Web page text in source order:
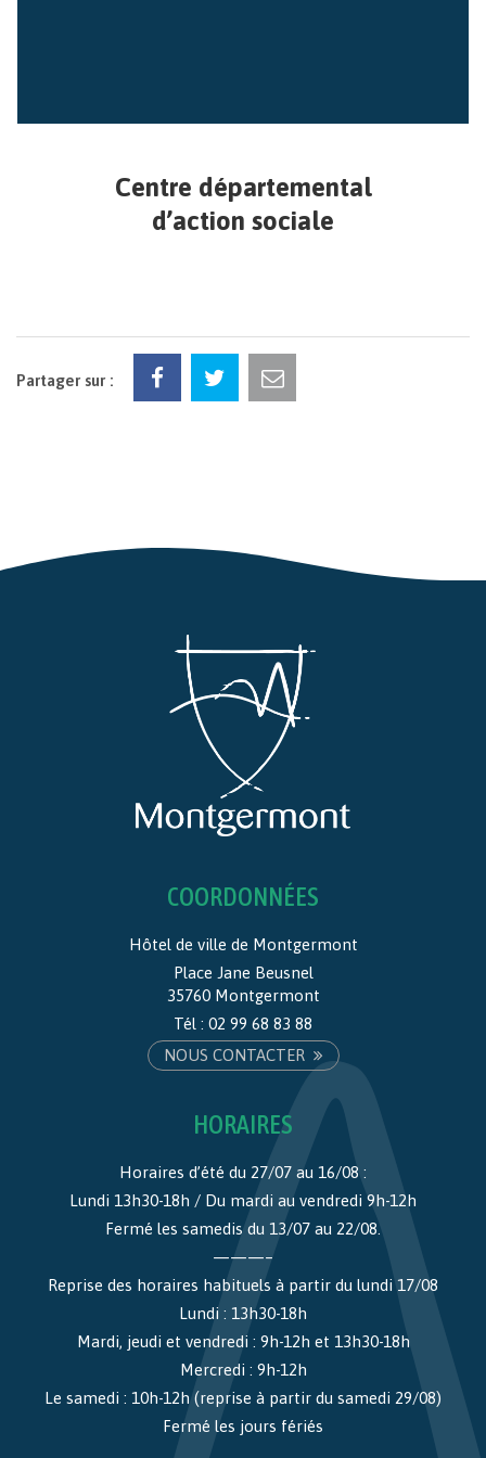
Centre départemental
d’action sociale
Partager sur :
COORDONNÉES
Hôtel de ville de Montgermont
Place Jane Beusnel
35760 Montgermont
Tél : 02 99 68 83 88
NOUS CONTACTER
HORAIRES
Horaires d’été du 27/07 au 16/08 :
Lundi 13h30-18h / Du mardi au vendredi 9h-12h
Fermé les samedis du 13/07 au 22/08.
———–
Reprise des horaires habituels à partir du lundi 17/08
Lundi : 13h30-18h
Mardi, jeudi et vendredi : 9h-12h et 13h30-18h
Mercredi : 9h-12h
Le samedi : 10h-12h (reprise à partir du samedi 29/08)
Fermé les jours fériés